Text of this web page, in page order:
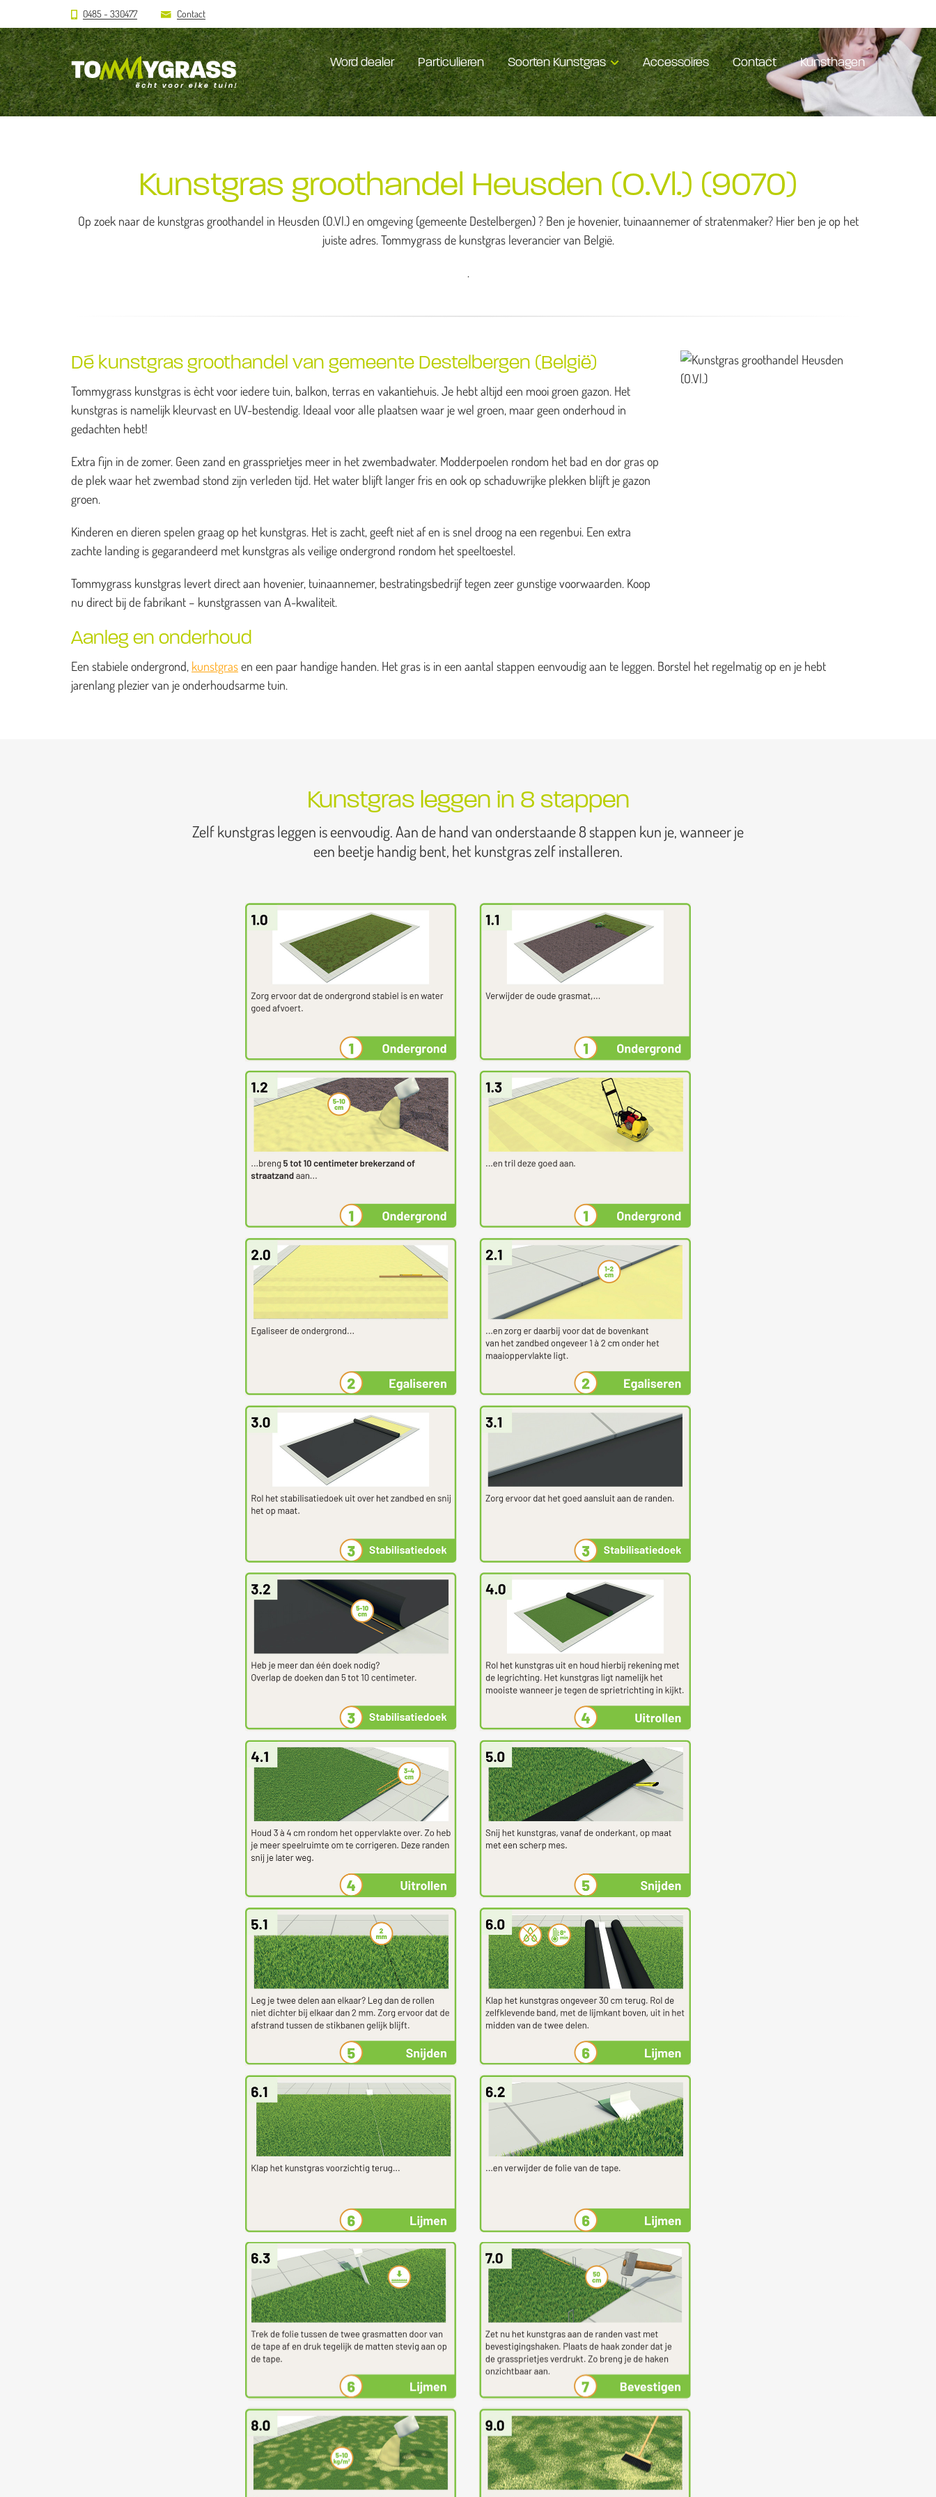
0485 - 330477 Contact
Word dealer Particulieren Soorten Kunstgras Accessoires Contact Kunsthagen
Kunstgras groothandel Heusden (O.Vl.) (9070)
Op zoek naar de kunstgras groothandel in Heusden (O.Vl.) en omgeving (gemeente Destelbergen) ? Ben je hovenier, tuinaannemer of stratenmaker? Hier ben je op het
juiste adres. Tommygrass de kunstgras leverancier van België.
.
Dé kunstgras groothandel van gemeente Destelbergen (België)
Tommygrass kunstgras is ècht voor iedere tuin, balkon, terras en vakantiehuis. Je hebt altijd een mooi groen gazon. Het
kunstgras is namelijk kleurvast en UV-bestendig. Ideaal voor alle plaatsen waar je wel groen, maar geen onderhoud in
gedachten hebt!
Extra fijn in de zomer. Geen zand en grassprietjes meer in het zwembadwater. Modderpoelen rondom het bad en dor gras op
de plek waar het zwembad stond zijn verleden tijd. Het water blijft langer fris en ook op schaduwrijke plekken blijft je gazon
groen.
Kinderen en dieren spelen graag op het kunstgras. Het is zacht, geeft niet af en is snel droog na een regenbui. Een extra
zachte landing is gegarandeerd met kunstgras als veilige ondergrond rondom het speeltoestel.
Tommygrass kunstgras levert direct aan hovenier, tuinaannemer, bestratingsbedrijf tegen zeer gunstige voorwaarden. Koop
nu direct bij de fabrikant – kunstgrassen van A-kwaliteit.
Aanleg en onderhoud
Een stabiele ondergrond, kunstgrasen een paar handige handen. Het gras is in een aantal stappen eenvoudig aan te leggen. Borstel het regelmatig op en je hebt
jarenlang plezier van je onderhoudsarme tuin.
Kunstgras leggen in 8 stappen
Zelf kunstgras leggen is eenvoudig. Aan de hand van onderstaande 8 stappen kun je, wanneer je
een beetje handig bent, het kunstgras zelf installeren.